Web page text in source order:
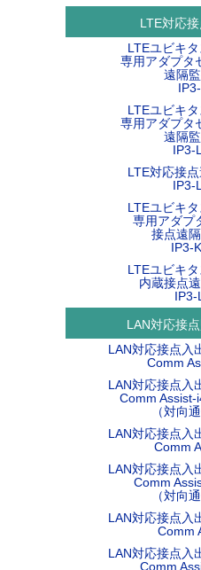
LTE対応
LTEユビキ
専用アダプタ
遠隔
LTEユビキ
専用アダプタ
遠隔
IP3-
LTE対応接
IP3-
LTEユビキ
専用アダプ
接点遠
IP3-
LTEユビキ
内蔵接点
IP3-
LAN対応接
LAN対応接点入
Comm
LAN対応接点入
Comm Assist-
（対向
LAN対応接点入
Comm
LAN対応接点入
Comm
（対向
LAN対応接点入
Comm
LAN対応接点入
Comm